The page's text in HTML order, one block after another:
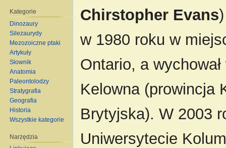
Chirstopher Evans
w 1980 roku w
Ontario, a wychował
Kelowna (prowincja
Brytyjska). W 2003
Uniwersytecie
Kategorie
Dinozaury
Silezaurydy
Mezozoiczne ptaki
Artykuły
Słownik
Anatomia
Paleontolodzy
Stratygrafia
Geografia
Historia
Wszystkie kategorie
Narzędzia